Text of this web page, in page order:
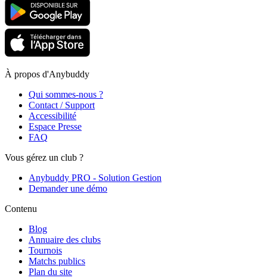
À propos d'Anybuddy
Qui sommes-nous ?
Contact / Support
Accessibilité
Espace Presse
FAQ
Vous gérez un club ?
Anybuddy PRO - Solution Gestion
Demander une démo
Contenu
Blog
Annuaire des clubs
Tournois
Matchs publics
Plan du site